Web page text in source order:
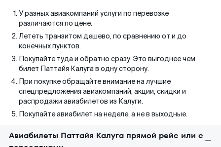
У разных авиакомпаний услуги по перевозке
различаются по цене.
Лететь транзитом дешево, по сравнению от и до
конечных пунктов.
Покупайте туда и обратно сразу. Это выгоднее чем
билет Паттайя Калуга в одну сторону.
При покупке обращайте внимание на лучшие
спецпредложения авиакомпаний, акции, скидки и
распродажи авиабилетов из Калуги.
Покупайте авиабилет на неделе, а не в выходные.
Авиабилеты Паттайя Калуга прямой рейс или с